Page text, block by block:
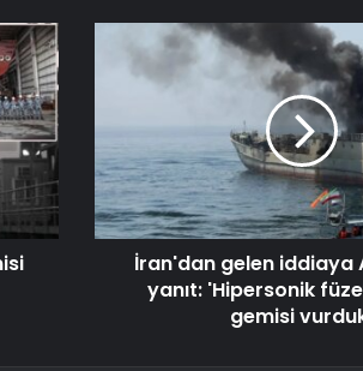
İran'dan gelen iddiaya
yanıt: 'Hipersonik
gemisi